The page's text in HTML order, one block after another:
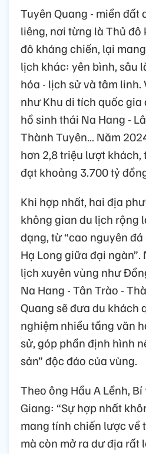
Tuyên Quang - miền đất
liêng, nơi từng là Thủ đô
đô kháng chiến, lại
lịch khác: yên bình, sâu
hóa - lịch sử và tâm linh.
như Khu di tích quốc gia
hồ sinh thái Na Hang -
Thành Tuyên… Năm
hơn 2,8 triệu lượt
đạt khoảng 3.700 tỷ
Khi hợp nhất, hai địa
không gian du lịch rộng
dạng, từ “cao nguyên
Hạ Long giữa đại
lịch xuyên vùng như
Na Hang - Tân Trào -
Quang sẽ đưa du khách
nghiệm nhiều tầng văn
sử, góp phần định hình
sản” độc đáo của vùng.
Theo ông Hầu A Lềnh,
Giang: “Sự hợp nhất
mang tính chiến lược về
mà còn mở ra dư địa rất